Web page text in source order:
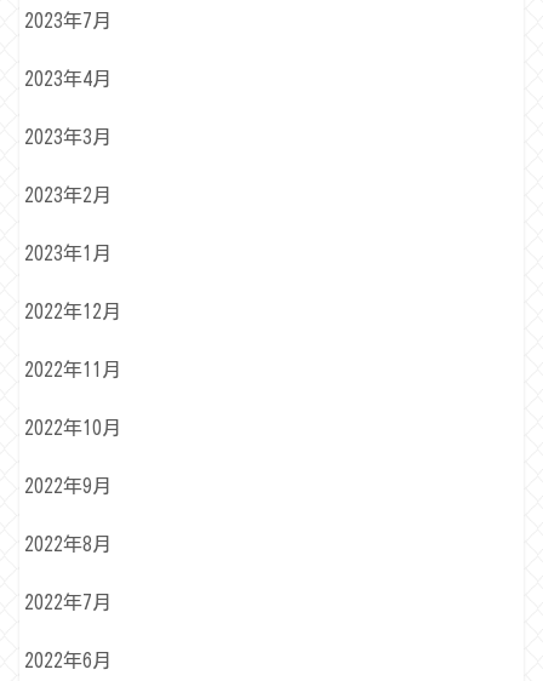
2023年7月
2023年4月
2023年3月
2023年2月
2023年1月
2022年12月
2022年11月
2022年10月
2022年9月
2022年8月
2022年7月
2022年6月